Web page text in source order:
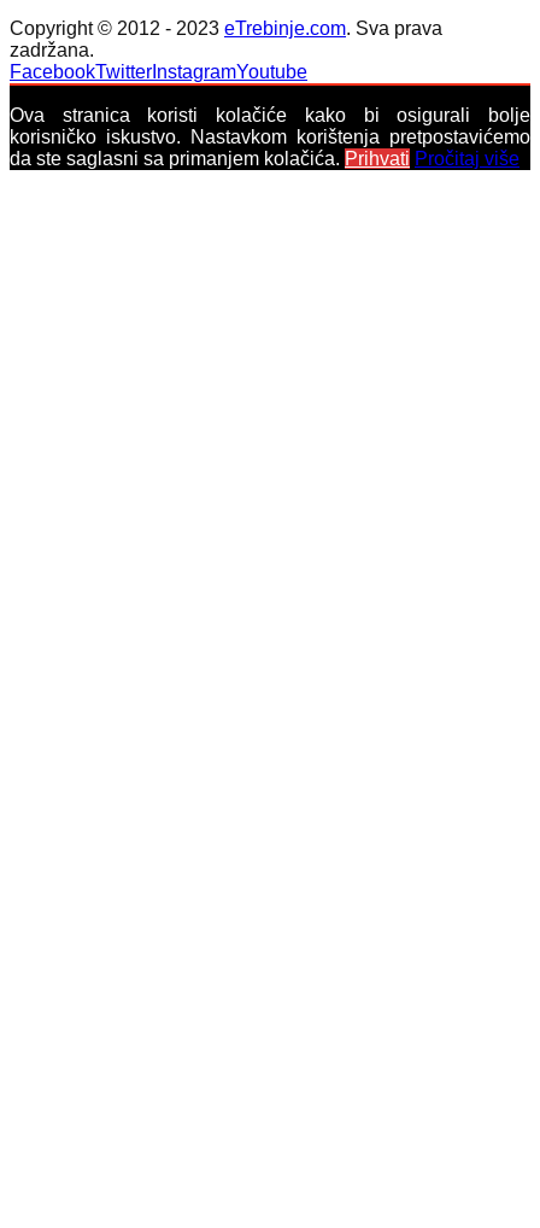
Copyright © 2012 - 2023 eTrebinje.com. Sva prava
zadržana.
FacebookTwitter InstagramYoutube
Ova stranica koristi kolačiće kako bi osigurali bolje
korisničko iskustvo. Nastavkom korištenja pretpostavićemo
da ste saglasni sa primanjem kolačića. Prihvati Pročitaj više